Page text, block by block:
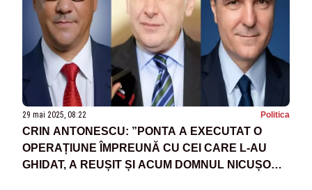
29 mai 2025, 08:22 Politica
CRIN ANTONESCU: ”PONTA A EXECUTAT O
OPERAȚIUNE ÎMPREUNĂ CU CEI CARE L-AU
GHIDAT, A REUȘIT ȘI ACUM DOMNUL NICUȘOR